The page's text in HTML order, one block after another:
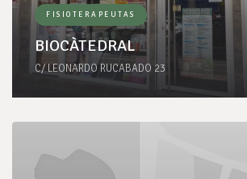
FISIOTERAPEUTAS
BIOCÀTEDRAL
C/ LEONARDO RUCABADO 23